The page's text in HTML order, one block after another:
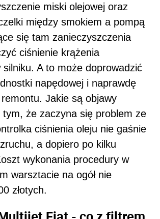
miski olejowej oraz
między smokiem a pompą
się tam zanieczyszczenia
ciśnienie krążenia
silniku. A to może doprowadzić
napędowej i naprawdę
Jakie są objawy
tym, że zaczyna się problem ze
ciśnienia oleju nie gaśnie
a dopiero po kilku
wykonania procedury w
warsztacie na ogół nie
złotych.